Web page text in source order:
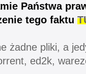
Państwa
tego faktu
żadne pliki, a
ed2k,